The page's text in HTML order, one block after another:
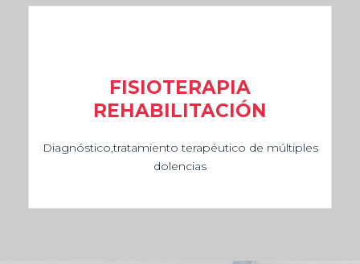
FISIOTERAPIA
REHABILITACIÓN
Diagnóstico,tratamiento terapéutico de múltiples
dolencias